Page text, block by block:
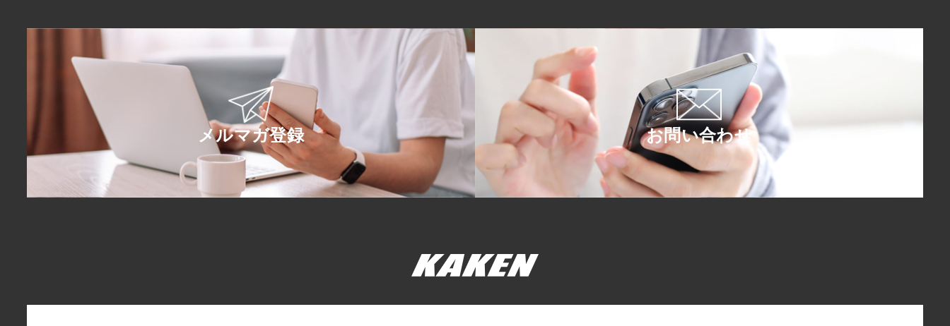
メルマガ登録 お問い合わせ